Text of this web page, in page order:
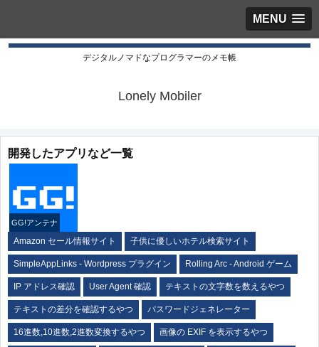
MENU
デジタルノマドなプログラマーのメモ帳
Lonely Mobiler
開発したアプリなど一覧
GG!アンテナ
Amazon セール情報サイト 子供に優しいホテル検索サイト
SimpleAppLinks - Wordpress プラグイン Rolling Arc - Android ゲーム
IP アドレス確認 User Agent 確認 テキストの文字数を数えるやつ
テキストの差分を確認するやつ パスワードジェネレーター
16進数,10進数,2進数変換するやつ 画像の EXIF を表示するやつ